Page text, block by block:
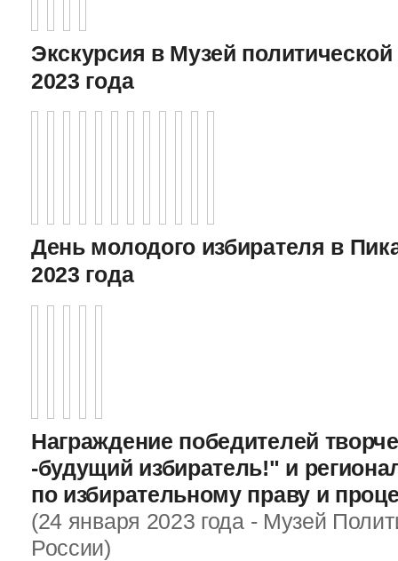
Экскурсия в Музей
2023 года
День молодого избирателя в
2023 года
Награждение победителей
-будущий избиратель!" и
по избирательному праву и
(24 января 2023 года - Музей
России)